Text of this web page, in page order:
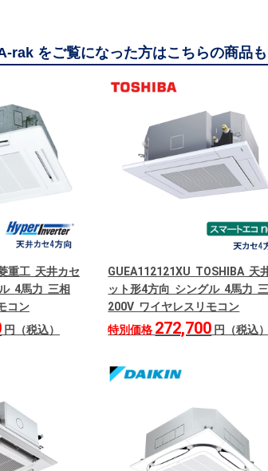
rak をご覧になった方はこちらの商品
重工 天井カセ
4馬力 三相
コン
円（税込）
GUEA112121XU TOSHIBA 天
ット形4方向 シングル 4馬力
200V ワイヤレスリモコン
特別価格 272,700 円（税込）